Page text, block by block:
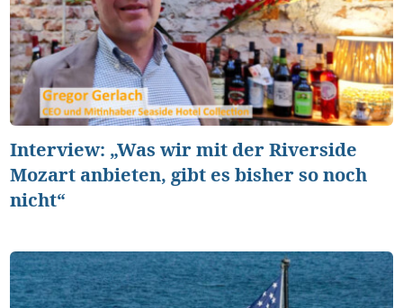
Interview: „Was wir mit der Riverside
Mozart anbieten, gibt es bisher so noch
nicht“